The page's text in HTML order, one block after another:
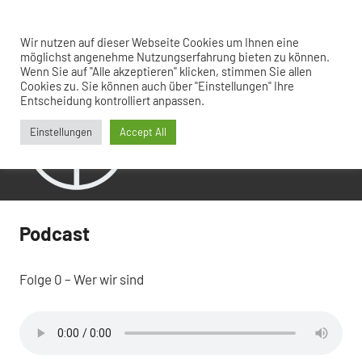
springen
Hinter
den
Kulissen
agil
weiter
gedacht
Podcast
Folge 0 – Wer wir sind
Wir nutzen auf dieser Webseite Cookies um Ihnen eine
möglichst angenehme Nutzungserfahrung bieten zu können.
Wenn Sie auf "Alle akzeptieren" klicken, stimmen Sie allen
Cookies zu. Sie können auch über "Einstellungen" Ihre
Entscheidung kontrolliert anpassen.
Einstellungen Accept All